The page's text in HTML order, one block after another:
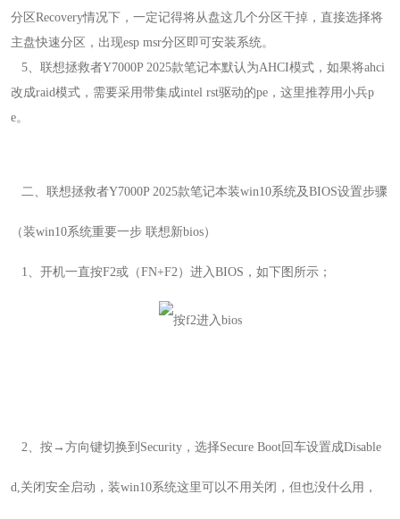
分区Recovery情况下，一定记得将从盘这几个分区干掉，直接选择将
主盘快速分区，出现esp msr分区即可安装系统。
5 、联想拯救者Y7000P 2025款笔记本默认为AHCI模式，如果将ahci
改成raid模式，需要采用带集成intel rst驱动的pe，这里推荐用小兵p
e。
二、联想拯救者Y7000P 2025款笔记本装win10系统及BIOS设置步骤
（装win10系统重要一步 联想新bios）
1 、开机一直按F2或（FN+F2）进入BIOS ，如下图所示；
2、按→方向键切换到Security，选择Secure Boot回车设置成Disable
d,关闭安全启动，装win10系统这里可以不用关闭，但也没什么用，